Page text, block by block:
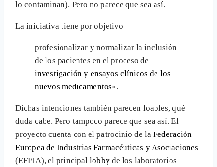
lo contaminan). Pero no parece que sea así.
La iniciativa tiene por objetivo
profesionalizar y normalizar la inclusión
de los pacientes en el proceso de
investigación y ensayos clínicos de los
nuevos medicamentos«.
Dichas intenciones también parecen loables, qué
duda cabe. Pero tampoco parece que sea así. El
proyecto cuenta con el patrocinio de laFederación
Europea de Industrias Farmacéuticas y Asociaciones
(EFPIA), el principallobbyde los laboratorios